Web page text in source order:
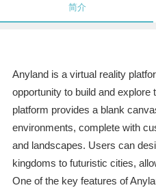
简介
Anyland is a virtual reality
opportunity to build and explore
platform provides a blank
environments, complete with
and landscapes. Users can
kingdoms to futuristic cities,
One of the key features of